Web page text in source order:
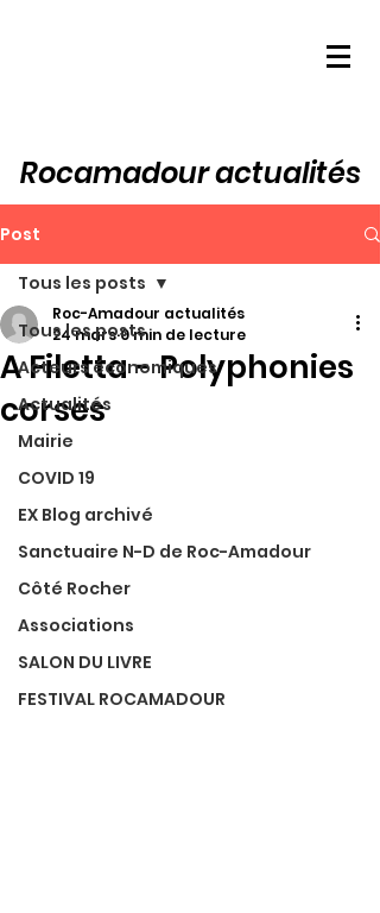
Rocamadour actualités
Post
Tous les posts
Acteurs économiques
Actualités
Mairie
COVID 19
EX Blog archivé
Sanctuaire N-D de Roc-Amadour
Côté Rocher
Associations
SALON DU LIVRE
FESTIVAL ROCAMADOUR
Tous les posts
A Filetta - Polyphonies
corses
Roc-Amadour actualités
24 mars0 min de lecture